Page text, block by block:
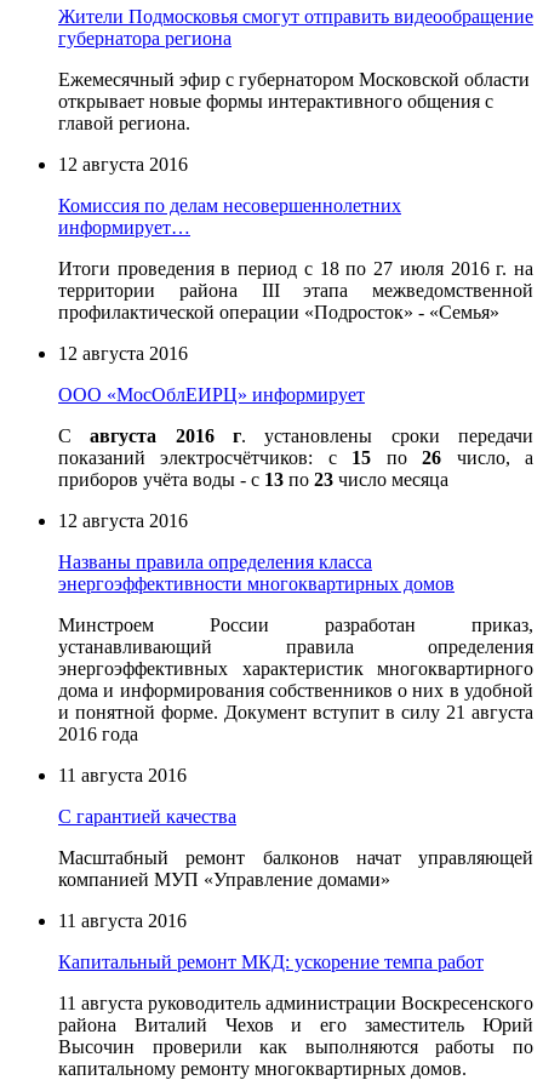
Жители Подмосковья смогут отправить видеообращение
губернатора региона
Ежемесячный эфир с губернатором Московской области
открывает новые формы интерактивного общения с
главой региона.
12 августа 2016
Комиссия по делам несовершеннолетних
информирует…
Итоги проведения в период с 18 по 27 июля 2016 г. на
территории района III этапа межведомственной
профилактической операции «Подросток» - «Семья»
12 августа 2016
ООО «МосОблЕИРЦ» информирует
Савгуста 2016 г. установлены сроки передачи
показаний электросчётчиков: с 15 по26 число, а
приборов учёта воды - с 13 по 23 число месяца
12 августа 2016
Названы правила определения класса
энергоэффективности многоквартирных домов
Минстроем России разработан приказ,
устанавливающий правила определения
энергоэффективных характеристик многоквартирного
дома и информирования собственников о них в удобной
и понятной форме. Документ вступит в силу 21 августа
2016 года
11 августа 2016
С гарантией качества
Масштабный ремонт балконов начат управляющей
компанией МУП «Управление домами»
11 августа 2016
Капитальный ремонт МКД: ускорение темпа работ
11 августа руководитель администрации Воскресенского
района Виталий Чехов и его заместитель Юрий
Высочин проверили как выполняются работы по
капитальному ремонту многоквартирных домов.